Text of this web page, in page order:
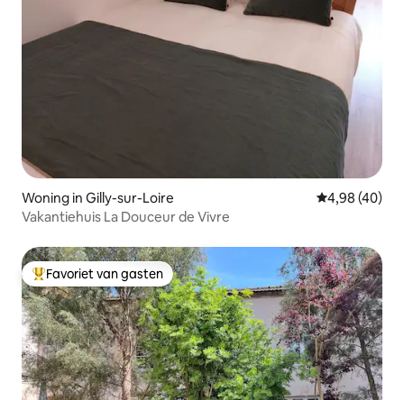
Woning in Gilly-sur-Loire Gemiddelde
4,98 (40)
Vakantiehuis La Douceur de Vivre
Topfavoriet van gasten
Favoriet van gasten